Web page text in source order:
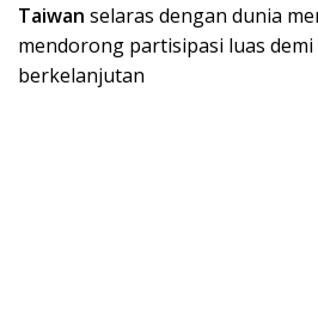
Taiwan selaras dengan dunia
mendorong partisipasi luas
berkelanjutan